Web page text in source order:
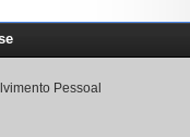
Pessoal